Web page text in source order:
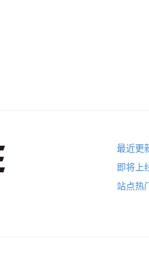
最近更
即将上
站点热